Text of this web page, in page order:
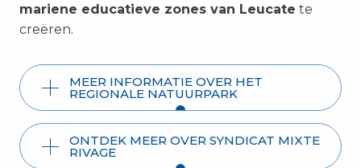
mariene educatieve zones van Leucate te
creëren.
MEER INFORMATIE OVER HET
REGIONALE NATUURPARK
ONTDEK MEER OVER SYNDICAT MIXTE
RIVAGE